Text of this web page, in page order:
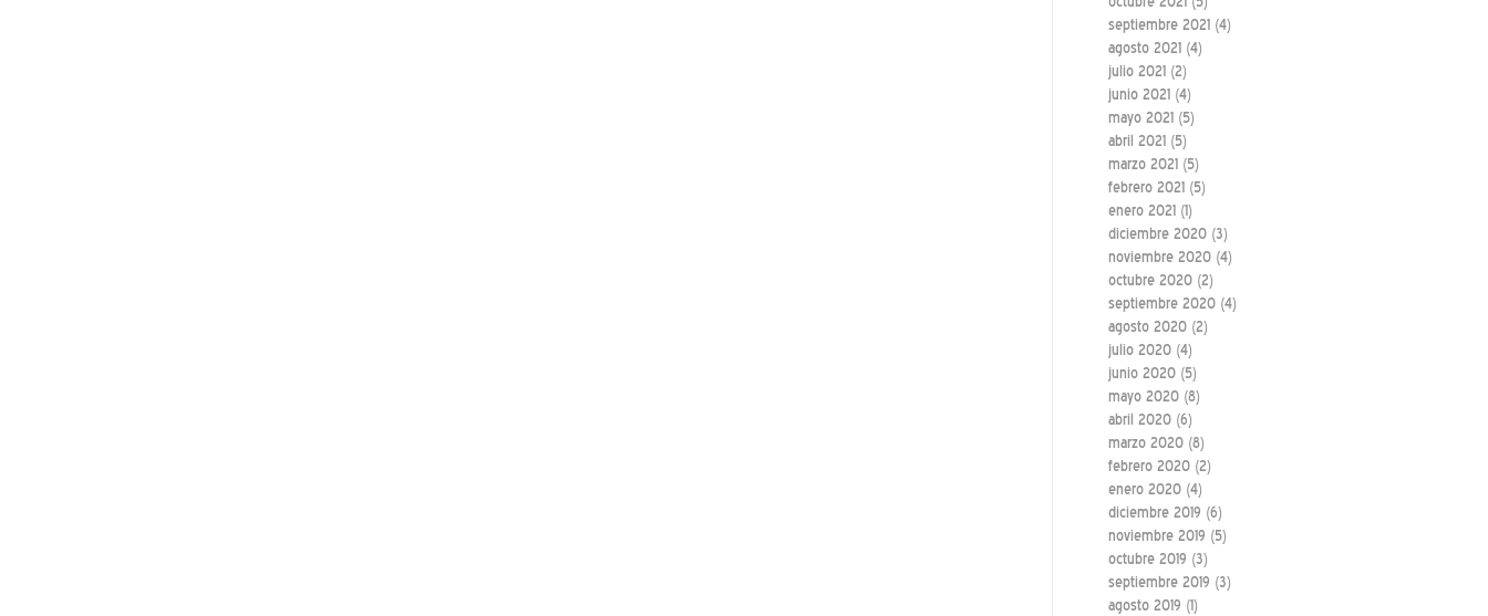
septiembre 2021 (4)
agosto 2021 (4)
julio 2021 (2)
junio 2021 (4)
mayo 2021 (5)
abril 2021 (5)
marzo 2021 (5)
febrero 2021 (5)
enero 2021 (1)
diciembre 2020 (3)
noviembre 2020 (4)
octubre 2020 (2)
septiembre 2020 (4)
agosto 2020 (2)
julio 2020 (4)
junio 2020 (5)
mayo 2020 (8)
abril 2020 (6)
marzo 2020 (8)
febrero 2020 (2)
enero 2020 (4)
diciembre 2019 (6)
noviembre 2019 (5)
octubre 2019 (3)
septiembre 2019 (3)
agosto 2019 (1)